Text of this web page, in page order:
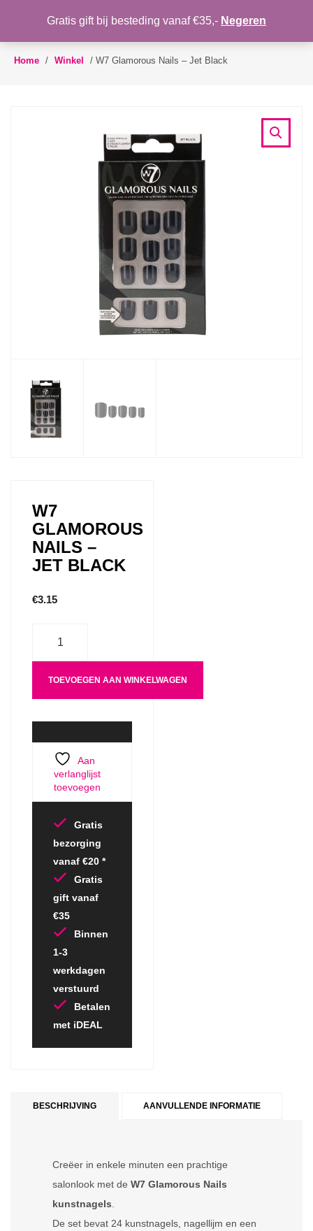
Toggle
WENSLIJST
Home / Winkel / W7 Glamorous Nails – Jet Black
W7
GLAMOROUS
NAILS –
JET BLACK
€3.15
TOEVOEGEN AAN WINKELWAGEN
Aan
verlanglijst
toevoegen
Gratis
bezorging
vanaf €20 *
Gratis
gift vanaf
€35
Binnen
1-3
werkdagen
verstuurd
Betalen
met iDEAL
BESCHRIJVING AANVULLENDE INFORMATIE
Creëer in enkele minuten een prachtige
salonlook met de W7 Glamorous Nails
kunstnagels
De set bevat 24 kunstnagels, nagellijm en een
Gratis gift bij besteding vanaf €35,- Negeren